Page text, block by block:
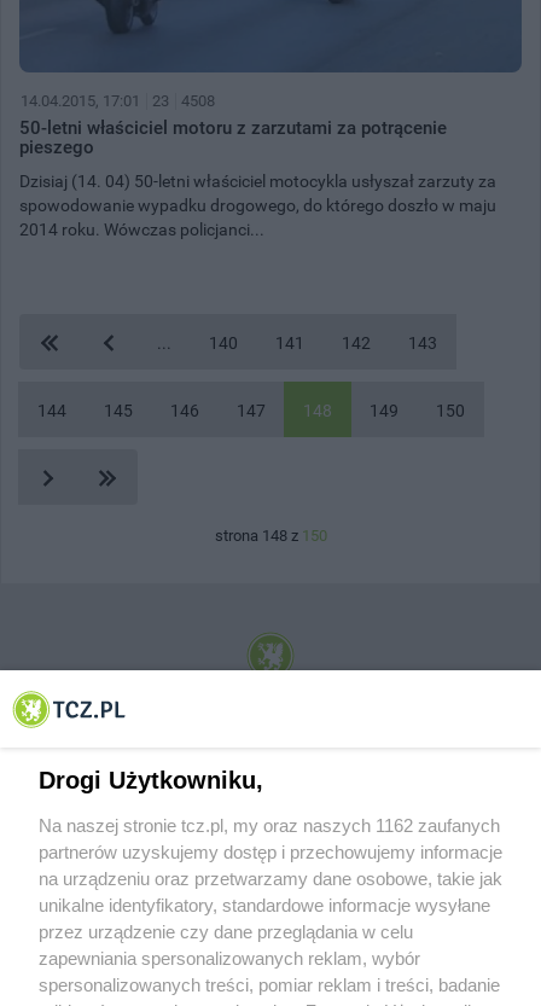
14.04.2015, 17:01 23 4508
50-letni właściciel motoru z zarzutami za potrącenie
pieszego
Dzisiaj (14. 04) 50-letni właściciel motocykla usłyszał zarzuty za
spowodowanie wypadku drogowego, do którego doszło w maju
2014 roku. Wówczas policjanci...
140 141 142 143
144 145 146 147 148 149 150
strona 148 z 150
© 2001-2026 Tczew - TCZ.PL Sp. z o.o. Internetowy Serwis Informacyjny Miasta
O FIRMIE POLITYKA PRYWATNOŚCI HOSTING
Drogi Użytkowniku,
Na naszej stronie tcz.pl, my oraz naszych 1162 zaufanych
partnerów uzyskujemy dostęp i przechowujemy informacje
na urządzeniu oraz przetwarzamy dane osobowe, takie jak
unikalne identyfikatory, standardowe informacje wysyłane
przez urządzenie czy dane przeglądania w celu
zapewniania spersonalizowanych reklam, wybór
spersonalizowanych treści, pomiar reklam i treści, badanie